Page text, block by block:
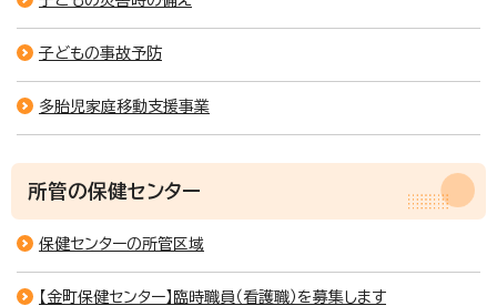
子どもの事故予防
多胎児家庭移動支援事業
所管の保健センター
保健センターの所管区域
【金町保健センター】臨時職員（看護職）を募集します